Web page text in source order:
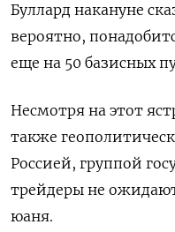
Буллард накануне
вероятно,
еще на 50 базисных
Несмотря на этот
также
Россией, группой
трейдеры не
юаня.